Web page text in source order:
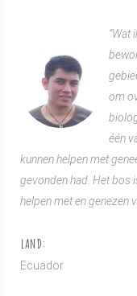
“Wat
om
één
kunnen helpen met
gevonden had. Het bos
helpen met en genezen
LAND:
Ecuador